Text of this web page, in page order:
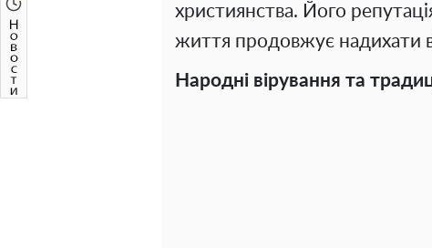
християнства. Його
життя продовжує надихати
Народні вірування та